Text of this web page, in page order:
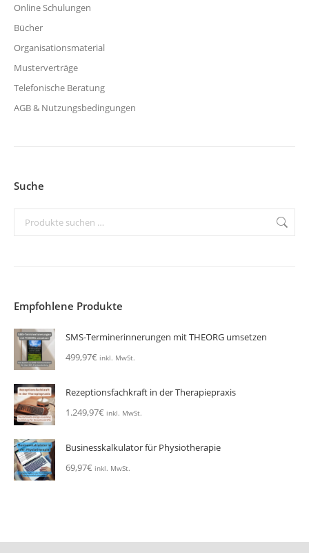
Online Schulungen
Bücher
Organisationsmaterial
Musterverträge
Telefonische Beratung
AGB & Nutzungsbedingungen
Suche
Empfohlene Produkte
SMS-Terminerinnerungen mit THEORG umsetzen
499,97€ inkl. MwSt.
Rezeptionsfachkraft in der Therapiepraxis
1.249,97€ inkl. MwSt.
Businesskalkulator für Physiotherapie
69,97€ inkl. MwSt.